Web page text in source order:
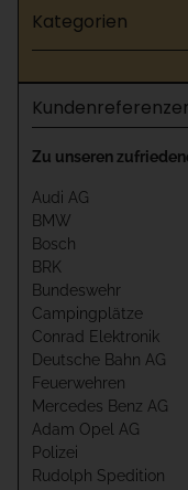
Kategorien
Zu unseren
Audi AG
BMW
Bosch
BRK
Bundeswehr
Campingplätze
Conrad Elektronik
Deutsche Bahn AG
Feuerwehren
Mercedes Benz AG
Adam Opel AG
Polizei
Rudolph Spedition